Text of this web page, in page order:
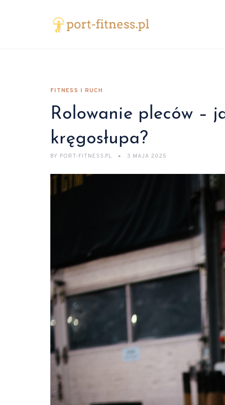
FITNESS I RUCH
Rolowanie pleców –
kręgosłupa?
BY PORT-FITNESS.PL 3 MAJA 2025